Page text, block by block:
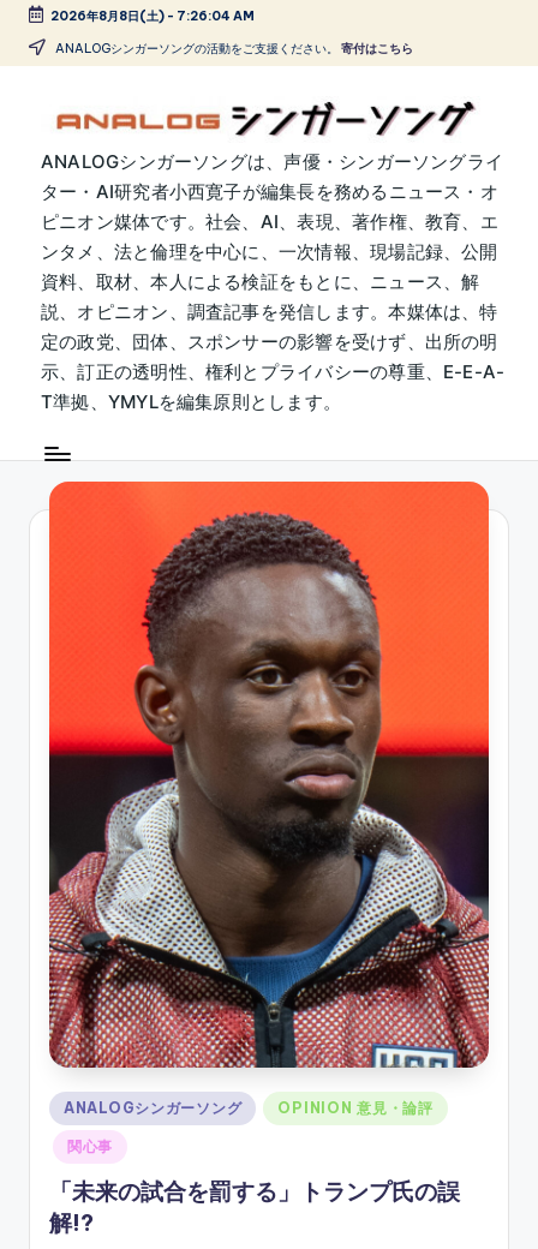
Skip
2026年8月8日(土)- 7:26:04 AM
ANALOGシンガーソングの活動をご支援ください。 寄付はこちら
A
N
A
L
O
G
シ
ン
ガ
ー
ANALOGシンガーソングは、声優・シンガーソングライ
ター・AI研究者小西寛子が編集長を務めるニュース・オ
ピニオン媒体です。社会、AI、表現、著作権、教育、エ
ンタメ、法と倫理を中心に、一次情報、現場記録、公開
資料、取材、本人による検証をもとに、ニュース、解
説、オピニオン、調査記事を発信します。本媒体は、特
定の政党、団体、スポンサーの影響を受けず、出所の明
示、訂正の透明性、権利とプライバシーの尊重、E-E-A-
T準拠、YMYLを編集原則とします。
Posted
in
ANALOGシンガーソング OPINION 意見・論評
関心事
「未来の試合を罰する」トランプ氏の誤
解!?